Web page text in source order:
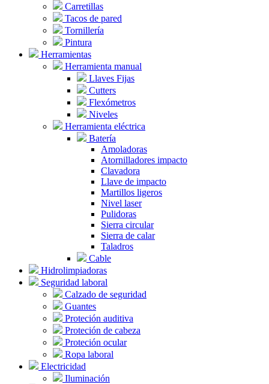
Carretillas
Tacos de pared
Tornillería
Pintura
Herramientas
Herramienta manual
Llaves Fijas
Cutters
Flexómetros
Niveles
Herramienta eléctrica
Batería
Amoladoras
Atornilladores impacto
Clavadora
Llave de impacto
Martillos ligeros
Nivel laser
Pulidoras
Sierra circular
Sierra de calar
Taladros
Cable
Hidrolimpiadoras
Seguridad laboral
Calzado de seguridad
Guantes
Proteción auditiva
Proteción de cabeza
Proteción ocular
Ropa laboral
Electricidad
Iluminación